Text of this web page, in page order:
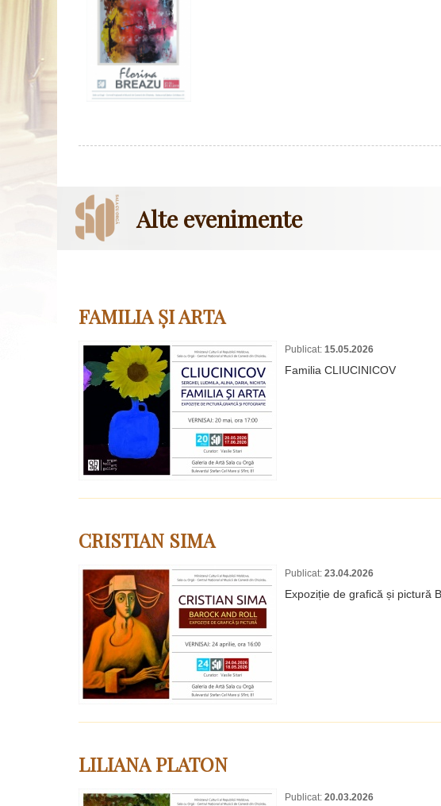
Alte evenimente
FAMILIA ȘI ARTA
Publicat: 15.05.2026
Familia CLIUCINICOV
CRISTIAN SIMA
Publicat: 23.04.2026
Expoziție de grafică și pictură
LILIANA PLATON
Publicat: 20.03.2026